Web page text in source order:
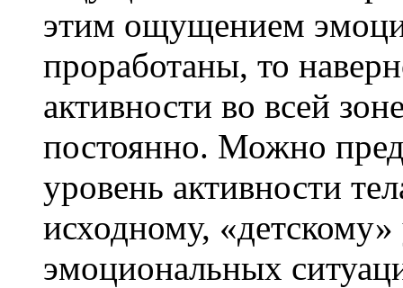
этим ощущением
проработаны, то
активности во всей
постоянно. Можно
уровень активности
исходному,
эмоциональных